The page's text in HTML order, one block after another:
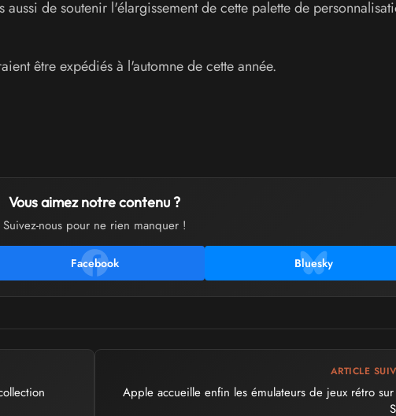
de soutenir l'élargissement de cette palette de
être expédiés à l'automne de cette année.
Vous aimez notre contenu ?
Suivez-nous pour ne rien manquer !
Facebook Bluesky
ARTICLE
Apple accueille enfin les émulateurs de jeux rétro